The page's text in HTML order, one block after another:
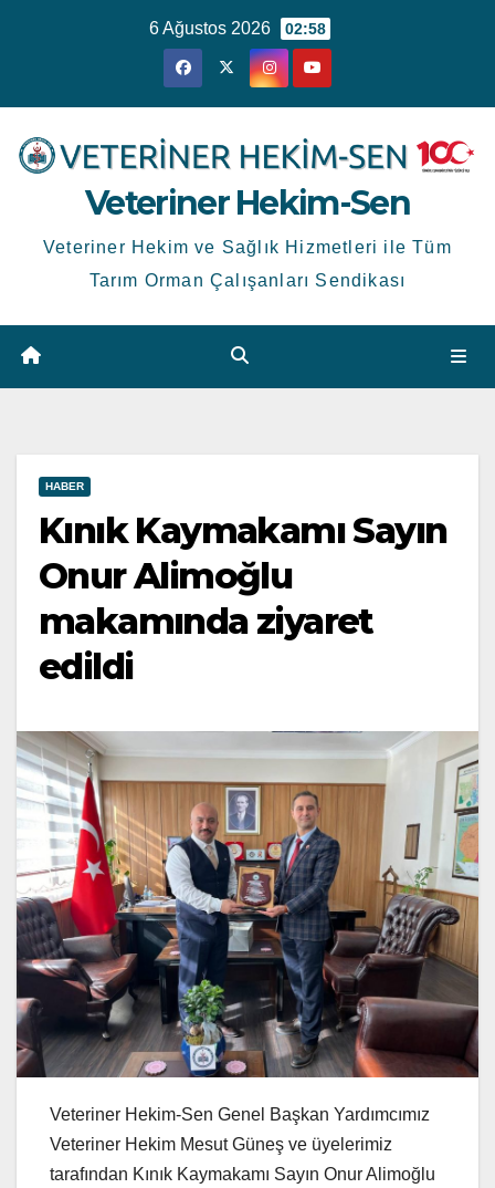
6 Ağustos 2026 02:58
Veteriner Hekim-Sen
Veteriner Hekim ve Sağlık Hizmetleri ile Tüm
Tarım Orman Çalışanları Sendikası
HABER
Kınık Kaymakamı Sayın
Onur Alimoğlu
makamında ziyaret
edildi
Veteriner Hekim-Sen Genel Başkan Yardımcımız
Veteriner Hekim Mesut Güneş ve üyelerimiz
tarafından Kınık Kaymakamı Sayın Onur Alimoğlu